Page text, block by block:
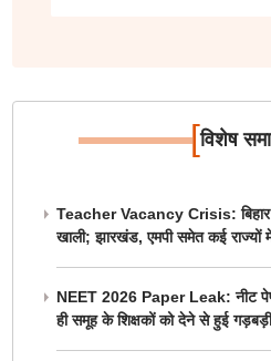
[विशेष
Teacher Vacancy Crisis:
खाली; झारखंड, एमपी समेत कई राज्यों
NEET 2026 Paper Leak: नीट
ही समूह के शिक्षकों को देने से हुई